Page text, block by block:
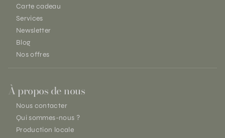
Carte cadeau
Services
Newsletter
Blog
Nos offres
À propos de nous
Nous contacter
Qui sommes-nous ?
Production locale